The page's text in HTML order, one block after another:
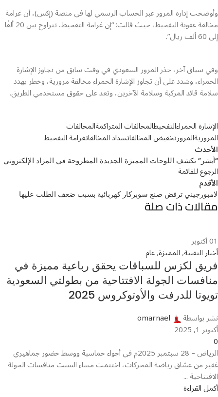
وأوضحت إدارة المرور عبر الحساب الرسمي لها في منصة (إكس)، أن غرامة
مخالفة عقوبة التفحيط، حيث قالت: “إن غرامة التفحيط، تتراوح بين 20 ألفًا
إلى 60 ألف ريال”.
وفي سياق آخر، حذر المرور السعودي في وقت سابق من تجاوز الإشارة
الحمراء، وشدد على أن تجاوز الإشارة الحمراء مخالفة مرورية، وخطر يهدد
سلامة قائد المركبة وسلامة الآخرين، وتعد على حقوق مستخدمي الطريق.
الإشارة الحمراءالتفحيطالمخالفات المتراكمةالمخالفات
المروريةالمرورتخفيض المخالفاتسداد المخالفاتغرامة التفحيط
الأحدث
“أبشر” تكشف اللوحات المميزة الجديدة المطروحة في المزاد الإلكتروني
الرجوع للقائمة
الأقدم
لامبورجيني ترفض صنع سوبركار كهربائية بسبب ضعف الطلب عليها
مقالات ذات صلة
01أكتوبر
أخبار التقنية,المميزة,عام
فريق لكزس للسباقات يحقق رباعية مميزة في
منافسات الجولة الافتتاحية من بطولتي السعودية
تويوتا للدرفت والأوتوكروس 2025
نشر بواسطة omarnael
أكتوبر 1, 2025
0
الرياض – 28 سبتمبر 2025م في أجواء حماسية ووسط حضور جماهيري
غفير من عشاق رياضة المحركات، اختتمت مساء السبت منافسات الجولة
الافتتاحية ...
أكمل القراءة